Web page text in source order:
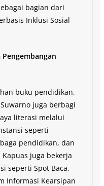
bagian dari
Inklusi Sosial
buku pendidikan,
juga berbagi
literasi melalui
seperti
pendidikan, dan
juga bekerja
seperti Spot Baca,
Informasi Kearsipan